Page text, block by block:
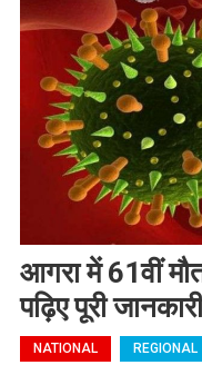
आगरा में 61वीं
पढ़िए पूरी जानकारी
NATIONAL REGIONAL